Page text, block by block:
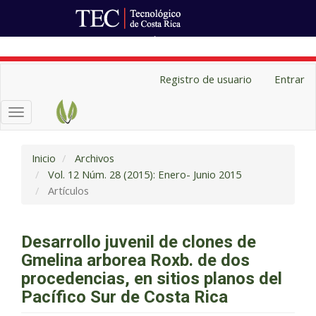
Contenido
principal
lateral
Registro de usuario Entrar
Toggle
navigation
Inicio
Archivos
Vol. 12 Núm. 28 (2015): Enero- Junio 2015
Artículos
Desarrollo juvenil de clones de
Gmelina arborea Roxb. de dos
procedencias, en sitios planos del
Pacífico Sur de Costa Rica